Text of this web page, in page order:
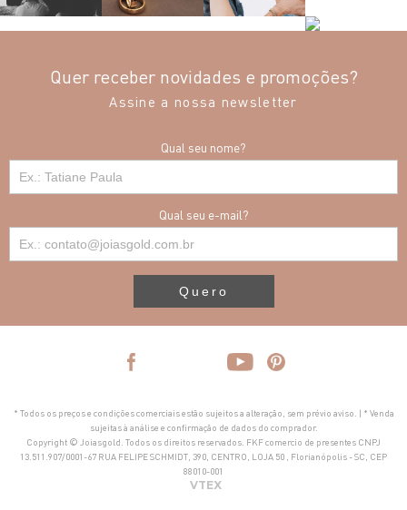
Quer receber novidades e promoções?
Assine a nossa newsletter
Qual seu nome?
Qual seu e-mail?
Quero
* Todos os preços e condições comerciais estão sujeitos a alteração, sem prévio aviso. | * Venda
sujeitas à análise e confirmação de dados do comprador.
Copyright © Joiasgold. Todos os direitos reservados. FKF comercio de presentes CNPJ
13.511.907/0001-67 RUA FELIPE SCHMIDT, 390, CENTRO, LOJA 50 , Florianópolis - SC, CEP
88010-001
VTEX